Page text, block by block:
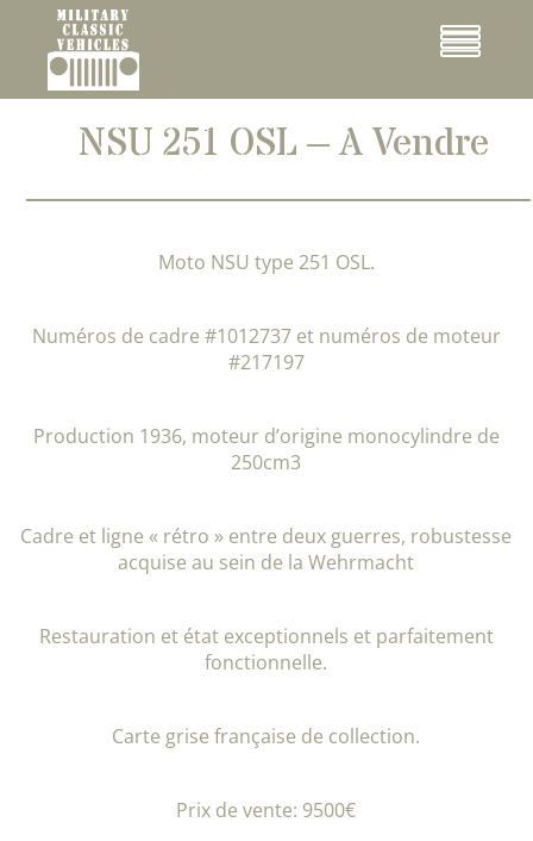
Menu
NSU 251 OSL – A Vendre
Moto NSU type 251 OSL.
Numéros de cadre #1012737 et numéros de moteur
#217197
Production 1936, moteur d’origine monocylindre de
250cm3
Cadre et ligne « rétro » entre deux guerres, robustesse
acquise au sein de la Wehrmacht
Restauration et état exceptionnels et parfaitement
fonctionnelle.
Carte grise française de collection.
Prix de vente: 9500€
Cookies management panel